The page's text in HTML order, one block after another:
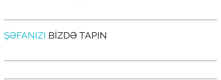
ŞƏFANIZI BİZDƏ TAPIN